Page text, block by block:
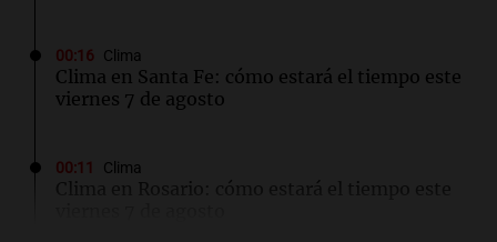
00:16 Clima
Clima en Santa Fe: cómo estará el tiempo este
viernes 7 de agosto
00:11 Clima
Clima en Rosario: cómo estará el tiempo este